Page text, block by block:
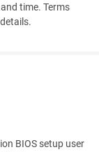
time. Terms
BIOS setup user